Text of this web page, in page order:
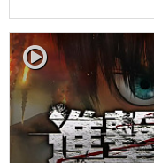
인Pocketpair의 정식 라이
기반으로 한…